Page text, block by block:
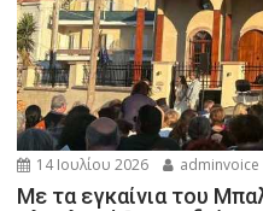
14 Ιουλίου 2026 adminvoice
Με τα εγκαίνια του